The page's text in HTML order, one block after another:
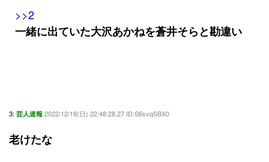
>>2
一緒に出ていた大沢あかねを蒼井そらと勘違い
3: 芸人速報 2022/12/18(日) 22:48:28.27 ID:S6svqSBX0
老けたな